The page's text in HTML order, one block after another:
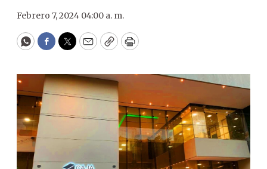
Febrero 7, 2024 04:00 a. m.
WhatsApp
Facebook
Twitter
EmailCopyPrint